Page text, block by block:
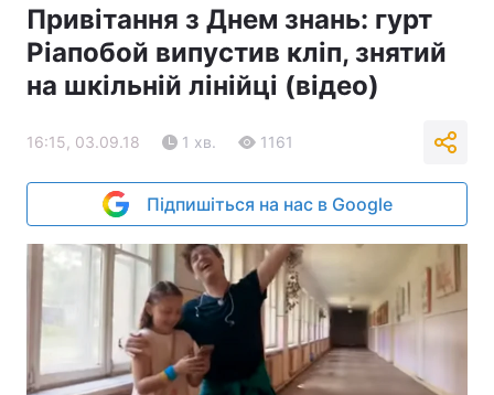
Привітання з Днем знань: гурт
Ріапобой випустив кліп, знятий
на шкільній лінійці (відео)
16:15, 03.09.18 1 хв. 1161
Підпишіться на нас в Google